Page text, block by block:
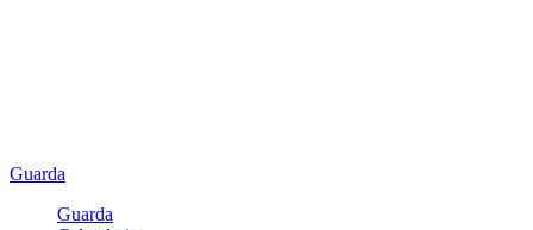
Guarda
Guarda